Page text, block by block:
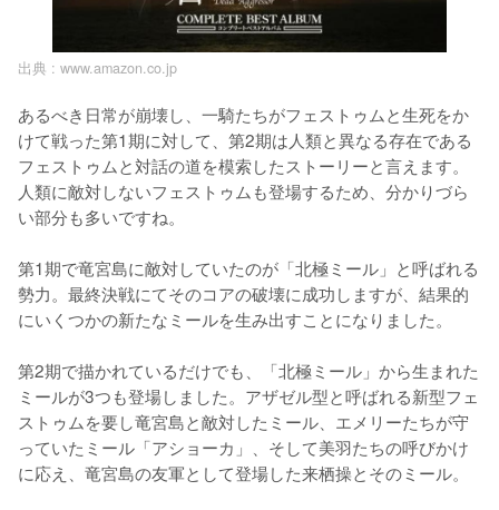
出典 : www.amazon.co.jp
あるべき日常が崩壊し、一騎たちがフェストゥムと生死をか
けて戦った第1期に対して、第2期は人類と異なる存在である
フェストゥムと対話の道を模索したストーリーと言えます。
人類に敵対しないフェストゥムも登場するため、分かりづら
い部分も多いですね。
第1期で竜宮島に敵対していたのが「北極ミール」と呼ばれる
勢力。最終決戦にてそのコアの破壊に成功しますが、結果的
にいくつかの新たなミールを生み出すことになりました。
第2期で描かれているだけでも、「北極ミール」から生まれた
ミールが3つも登場しました。アザゼル型と呼ばれる新型フェ
ストゥムを要し竜宮島と敵対したミール、エメリーたちが守
っていたミール「アショーカ」、そして美羽たちの呼びかけ
に応え、竜宮島の友軍として登場した来栖操とそのミール。